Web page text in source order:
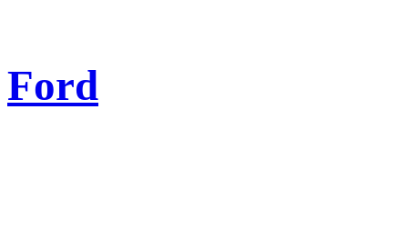
Ford